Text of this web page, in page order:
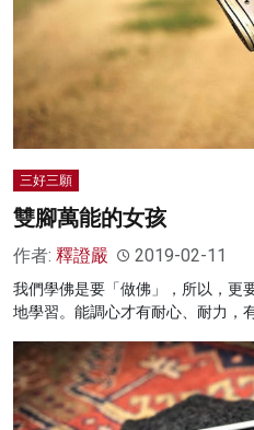
三好三願
雙腳萬能的女孩
作者: 釋證嚴 2019-02-11
我們學佛是要「做佛」，所以，更
地學習。能調心才有耐心、耐力，